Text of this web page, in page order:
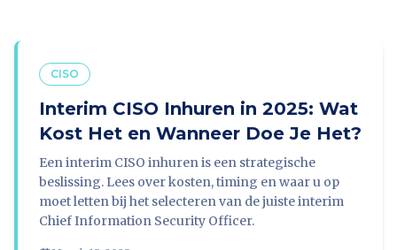
CISO
Interim CISO Inhuren in 2025: Wat
Kost Het en Wanneer Doe Je Het?
Een interim CISO inhuren is een strategische
beslissing. Lees over kosten, timing en waar u op
moet letten bij het selecteren van de juiste interim
Chief Information Security Officer.